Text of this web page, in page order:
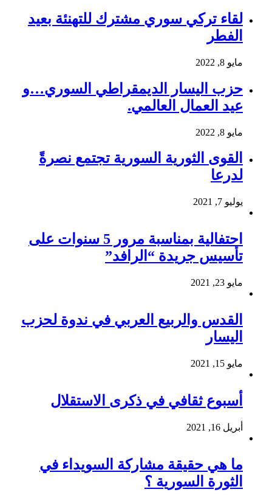
لقاء تركي سوري مشترك للتهنئة بعيد
الفطر
مايو 8, 2022
حزب اليسار الديمقراطي السوري…و
عيد العمال العالمي.
مايو 8, 2022
القوى الثورية السورية تجتمع نصرةً
لدرعا
يوليو 7, 2021
احتفالية بمناسبة مرور 5 سنوات على
تأسيس جريدة “الرافد”
مايو 23, 2021
القدس والربيع العربي في ندوة لحزب
اليسار
مايو 15, 2021
أسبوع ثقافي في ذكرى الاستقلال
أبريل 16, 2021
ما هي حقيقة مشاركة السويداء في
الثورة السورية ؟